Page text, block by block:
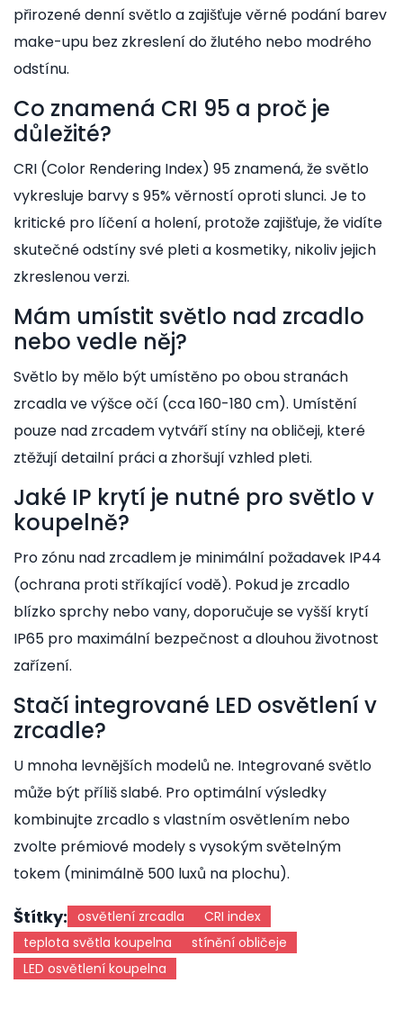
přirozené denní světlo a zajišťuje věrné podání barev
make-upu bez zkreslení do žlutého nebo modrého
odstínu.
Co znamená CRI 95 a proč je
důležité?
CRI (Color Rendering Index) 95 znamená, že světlo
vykresluje barvy s 95% věrností oproti slunci. Je to
kritické pro líčení a holení, protože zajišťuje, že vidíte
skutečné odstíny své pleti a kosmetiky, nikoliv jejich
zkreslenou verzi.
Mám umístit světlo nad zrcadlo
nebo vedle něj?
Světlo by mělo být umístěno po obou stranách
zrcadla ve výšce očí (cca 160-180 cm). Umístění
pouze nad zrcadem vytváří stíny na obličeji, které
ztěžují detailní práci a zhoršují vzhled pleti.
Jaké IP krytí je nutné pro světlo v
koupelně?
Pro zónu nad zrcadlem je minimální požadavek IP44
(ochrana proti stříkající vodě). Pokud je zrcadlo
blízko sprchy nebo vany, doporučuje se vyšší krytí
IP65 pro maximální bezpečnost a dlouhou životnost
zařízení.
Stačí integrované LED osvětlení v
zrcadle?
U mnoha levnějších modelů ne. Integrované světlo
může být příliš slabé. Pro optimální výsledky
kombinujte zrcadlo s vlastním osvětlením nebo
zvolte prémiové modely s vysokým světelným
tokem (minimálně 500 luxů na plochu).
Štítky: osvětlení zrcadla
CRI index
teplota světla koupelna
stínění obličeje
LED osvětlení koupelna